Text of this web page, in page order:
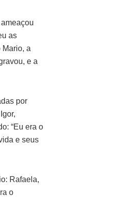
as
Mario, a
e a
por
“Eu era o
e seus
Rafaela,
o